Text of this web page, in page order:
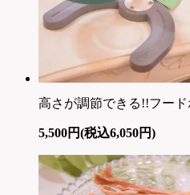
高さが調節できる!!フー
5,500円(税込6,050円)